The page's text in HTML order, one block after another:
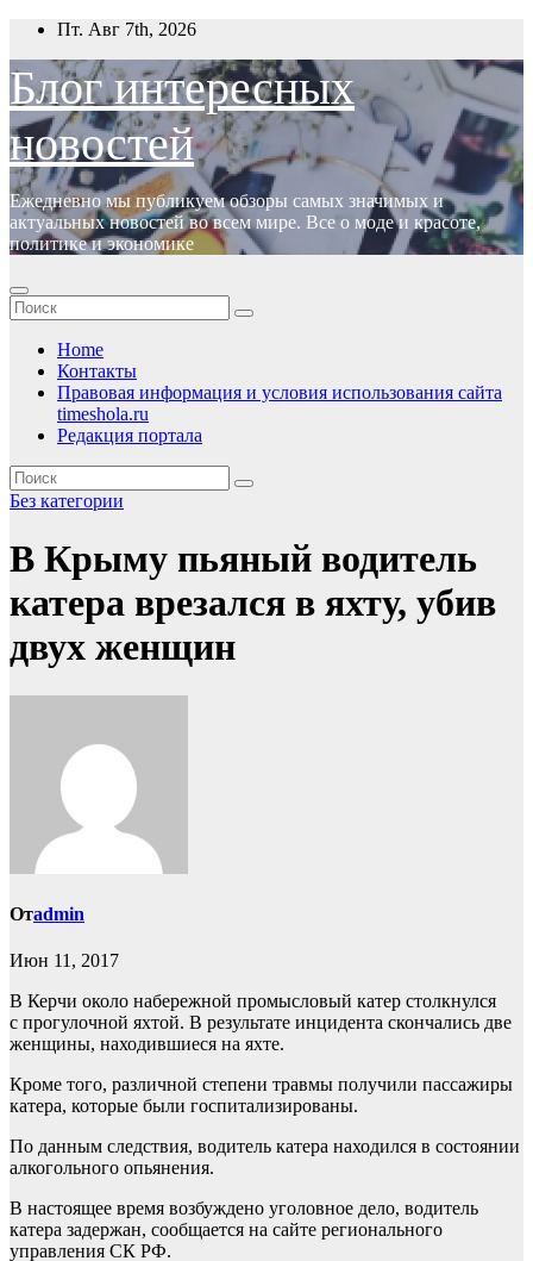
Перейти
содержимому
Пт. Авг 7th, 2026
Блог интересных
новостей
Ежедневно мы публикуем обзоры самых значимых и
актуальных новостей во всем мире. Все о моде и красоте,
политике и экономике
Home
Контакты
Правовая информация и условия использования сайта
timeshola.ru
Редакция портала
Без категории
В Крыму пьяный водитель
катера врезался в яхту, убив
двух женщин
Отadmin
Июн 11, 2017
В Керчи около набережной промысловый катер столкнулся
с прогулочной яхтой. В результате инцидента скончались две
женщины, находившиеся на яхте.
Кроме того, различной степени травмы получили пассажиры
катера, которые были госпитализированы.
По данным следствия, водитель катера находился в состоянии
алкогольного опьянения.
В настоящее время возбуждено уголовное дело, водитель
катера задержан, сообщается на сайте регионального
управления СК РФ.